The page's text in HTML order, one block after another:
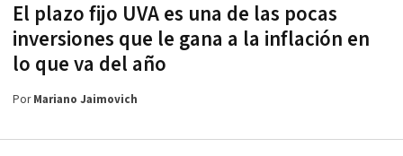
El plazo fijo UVA es una de las pocas
inversiones que le gana a la inflación en
lo que va del año
PorMariano Jaimovich